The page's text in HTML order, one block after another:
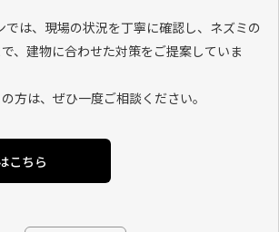
では、現場の状況を丁寧に確認し、ネズミの
、建物に合わせた対策をご提案していま
方は、ぜひ一度ご相談ください。
こちら